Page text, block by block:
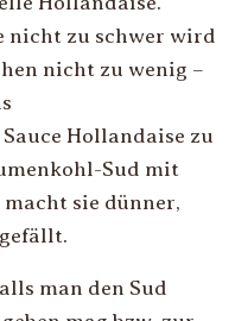
nicht zu schwer wird
nicht zu wenig –
Hollandaise zu
Sud mit
macht sie dünner,
man den Sud